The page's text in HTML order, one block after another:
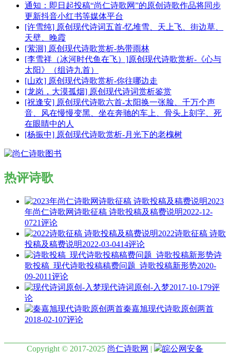
通知：即日起投稿“尚仁诗歌网”的原创诗歌作品将同步
更新抖音小红书等媒体平台
[许雪纯] 原创现代诗词五首-忆堆雪、天上飞、街边草、
天壁、晚霞
[萦洄] 原创现代诗歌赏析-热带雨林
[李雪祥（冰河时代鱼在飞）]原创现代诗歌赏析-《心与
太阳》（组诗九首）
[山欢] 原创现代诗歌赏析-你往哪边走
[龙岗，大漠孤烟] 原创现代诗词赏析鉴赏
[祝逢安] 原创现代诗歌六首-太阳换一张脸、千万个声
音、风在慢慢变黑、坐在奔驰的车上、骨头上刻字、死
在眼睛中的人
[杨振中] 原创现代诗歌赏析-月光下的老槐树
热评诗歌
2023
年尚仁诗歌网诗歌征稿 诗歌投稿及稿费说明2022-12-
0721评论
2022诗歌征稿 诗歌
投稿及稿费说明2022-03-0414评论
诗
歌投稿_现代诗歌投稿稿费问题_诗歌投稿新形势2020-
09-2011评论
现代诗词原创-入梦2017-10-179评
论
秦嘉旭现代诗歌原创两首
2018-02-107评论
Copyright © 2017-2025 尚仁诗歌网 | 皖公网安备